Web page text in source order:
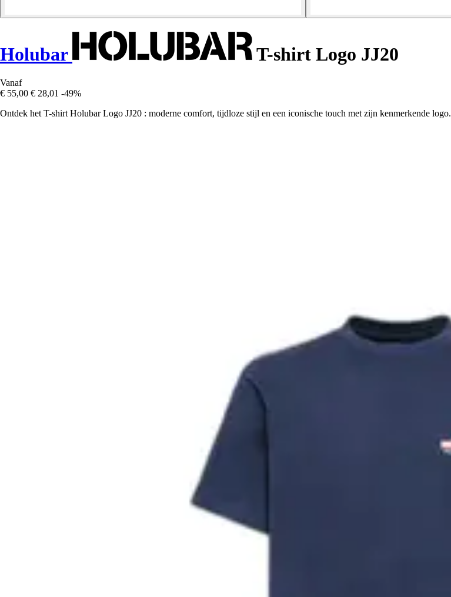
Holubar T-shirt Logo JJ20
Vanaf
€ 55,00 € 28,01 -49%
Ontdek het T-shirt Holubar Logo JJ20 : moderne comfort, tijdloze stijl en een iconische touch met zijn kenmerkende logo.